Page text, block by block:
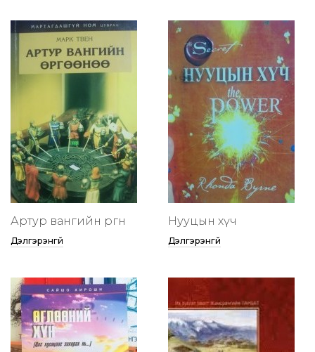
Артур вангийн өргөөнөө
Дэлгэрэнгүй
Нууцын хүч
Дэлгэрэнгүй